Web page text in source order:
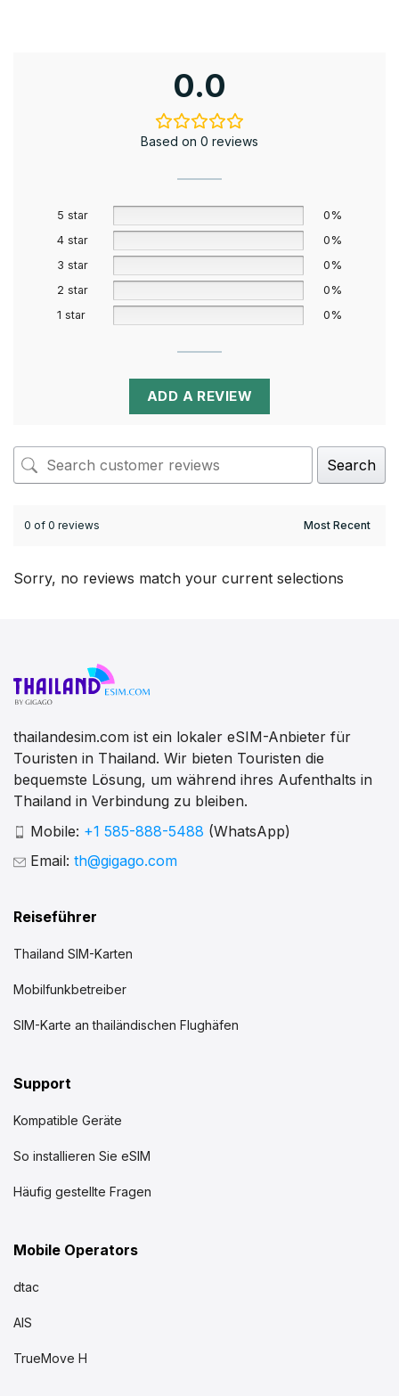
0.0
Based on 0 reviews
5 star
0%
4 star
0%
3 star
0%
2 star
0%
1 star
0%
ADD A REVIEW
Search
0 of 0 reviews
Sorry, no reviews match your current selections
thailandesim.com ist ein lokaler eSIM-Anbieter für
Touristen in Thailand. Wir bieten Touristen die
bequemste Lösung, um während ihres Aufenthalts in
Thailand in Verbindung zu bleiben.
Mobile: +1 585-888-5488 (WhatsApp)
Email: th@gigago.com
Reiseführer
Thailand SIM-Karten
Mobilfunkbetreiber
SIM-Karte an thailändischen Flughäfen
Support
Kompatible Geräte
So installieren Sie eSIM
Häufig gestellte Fragen
Mobile Operators
dtac
AIS
TrueMove H